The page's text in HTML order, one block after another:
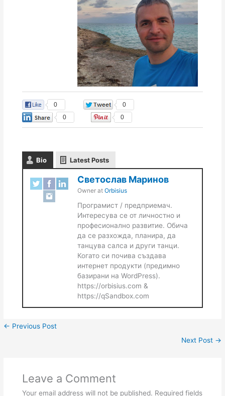
0
0
0
0
Bio Latest Posts
Светослав Маринов
Ownerat Orbisius
Програмист / предприемач.
Интересува се от личностно и
професионално развитие. Обича
да се разхожда, планира, да
танцува салса и други танци.
Когато си почива създава
интернет продукти (предимно
базирани на WordPress).
https://orbisius.com &
https://qSandbox.com
← Previous Post
Next Post →
Leave a Comment
Your email address will not be published. Required fields